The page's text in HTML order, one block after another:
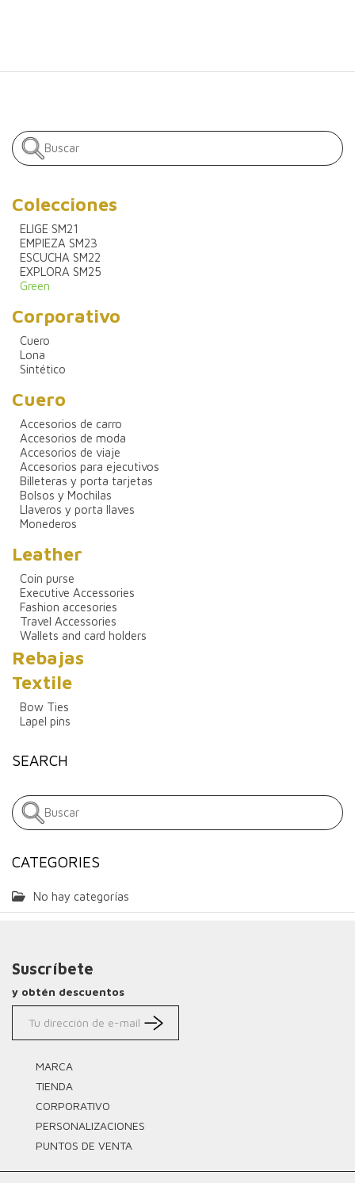
Colecciones
ELIGE SM21
EMPIEZA SM23
ESCUCHA SM22
EXPLORA SM25
Green
Corporativo
Cuero
Lona
Sintético
Cuero
Accesorios de carro
Accesorios de moda
Accesorios de viaje
Accesorios para ejecutivos
Billeteras y porta tarjetas
Bolsos y Mochilas
Llaveros y porta llaves
Monederos
Leather
Coin purse
Executive Accessories
Fashion accesories
Travel Accessories
Wallets and card holders
Rebajas
Textile
Bow Ties
Lapel pins
SEARCH
CATEGORIES
No hay categorías
Suscríbete
y obtén descuentos
MARCA
TIENDA
CORPORATIVO
PERSONALIZACIONES
PUNTOS DE VENTA